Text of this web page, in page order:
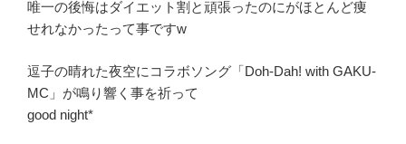
唯一の後悔はダイエット割と頑張ったのにがほとんど痩
せれなかったって事ですw
逗子の晴れた夜空にコラボソング「Doh-Dah! with GAKU-
MC」が鳴り響く事を祈って
good night*